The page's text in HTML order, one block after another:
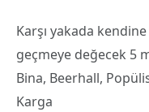
Karşı yakada
geçmeye değecek 5
Bina, Beerhall,
Karga